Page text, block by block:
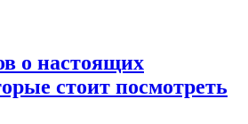
о настоящих
стоит посмотреть